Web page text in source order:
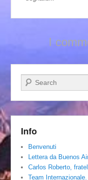
I
Cerca
Info
Benvenuti
Lettera da Buenos
Carlos Roberto,
Team